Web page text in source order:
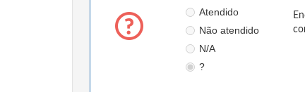
Atendido
Não atendido
N/A
?